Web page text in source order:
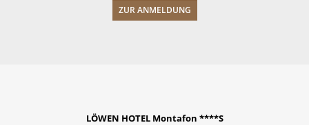
LÖWEN HOTEL Montafon ****S